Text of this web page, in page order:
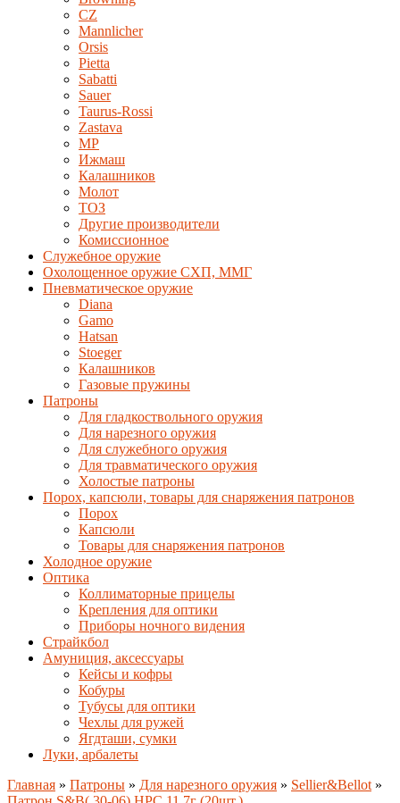
CZ
Mannlicher
Orsis
Pietta
Sabatti
Sauer
Taurus-Rossi
Zastava
MP
Ижмаш
Калашников
Молот
ТОЗ
Другие производители
Комиссионное
Служебное оружие
Охолощенное оружие СХП, ММГ
Пневматическое оружие
Diana
Gamo
Hatsan
Stoeger
Калашников
Газовые пружины
Патроны
Для гладкоствольного оружия
Для нарезного оружия
Для служебного оружия
Для травматического оружия
Холостые патроны
Порох, капсюли, товары для снаряжения патронов
Порох
Капсюли
Товары для снаряжения патронов
Холодное оружие
Оптика
Коллиматорные прицелы
Крепления для оптики
Приборы ночного видения
Страйкбол
Амуниция, аксессуары
Кейсы и кофры
Кобуры
Тубусы для оптики
Чехлы для ружей
Ягдташи, сумки
Луки, арбалеты
Главная » Патроны » Для нарезного оружия » Sellier&Bellot »